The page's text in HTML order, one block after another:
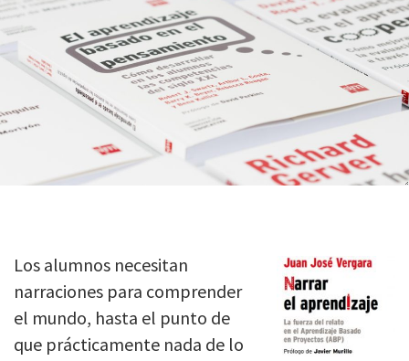
Los alumnos necesitan
narraciones para comprender
el mundo, hasta el punto de
que prácticamente nada de lo